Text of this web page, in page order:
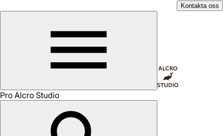
Kontakta oss
Pro Alcro Studio